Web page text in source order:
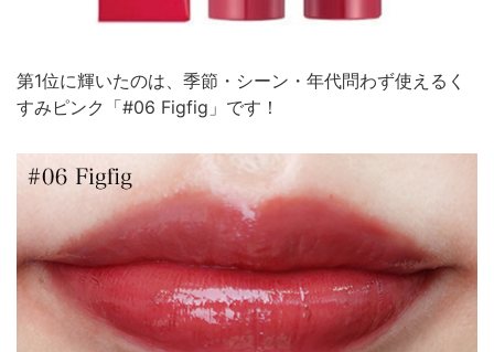
第1位に輝いたのは、季節・シーン・年代問わず使えるく
すみピンク「#06 Figfig」です！